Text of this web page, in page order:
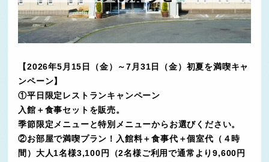
【2026年5月15日（金）～7月31日（金）初夏を満喫キャ
ンペーン】
①平日限定レストランキャンペーン
入館＋食事セットを販売。
季節限定メニューと特別メニューからお選びください。
②お部屋で満喫プラン！入館料＋食事代＋個室代（４時
間）大人1名様3,100円（2名様ご利用で通常より9,600円